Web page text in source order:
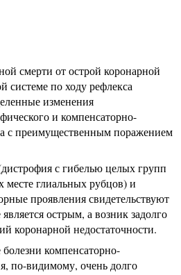
смерти от острой коронарной
системе по ходу рефлекса
изменения
и компенсаторно-
с преимущественным поражением
с гибелью целых групп
месте глиальных рубцов) и
проявления свидетельствуют
острым, а возник задолго
коронарной недостаточности.
компенсаторно-
по-видимому, очень долго